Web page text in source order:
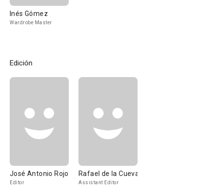
Inés Gómez
Wardrobe Master
Edición
José Antonio Rojo
Editor
Rafael de la Cueva
Assistant Editor